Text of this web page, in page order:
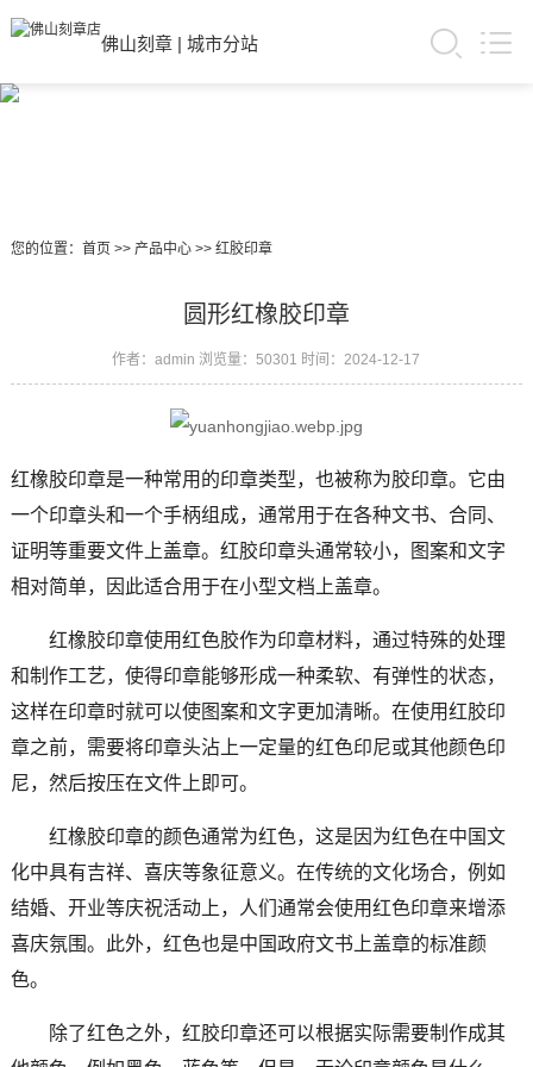
佛山刻章| 城市分站
您的位置： 首页 >> 产品中心>> 红胶印章
圆形红橡胶印章
作者：admin 浏览量：50301 时间：2024-12-17
红橡胶印章是一种常用的印章类型，也被称为胶印章。它由
一个印章头和一个手柄组成，通常用于在各种文书、合同、
证明等重要文件上盖章。红胶印章头通常较小，图案和文字
相对简单，因此适合用于在小型文档上盖章。
红橡胶印章使用红色胶作为印章材料，通过特殊的处理
和制作工艺，使得印章能够形成一种柔软、有弹性的状态，
这样在印章时就可以使图案和文字更加清晰。在使用红胶印
章之前，需要将印章头沾上一定量的红色印尼或其他颜色印
尼，然后按压在文件上即可。
红橡胶印章的颜色通常为红色，这是因为红色在中国文
化中具有吉祥、喜庆等象征意义。在传统的文化场合，例如
结婚、开业等庆祝活动上，人们通常会使用红色印章来增添
喜庆氛围。此外，红色也是中国政府文书上盖章的标准颜
色。
除了红色之外，红胶印章还可以根据实际需要制作成其